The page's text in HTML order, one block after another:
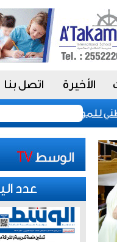
الأخيرة اتصل بنا
للموظفين: موظفو
عدد